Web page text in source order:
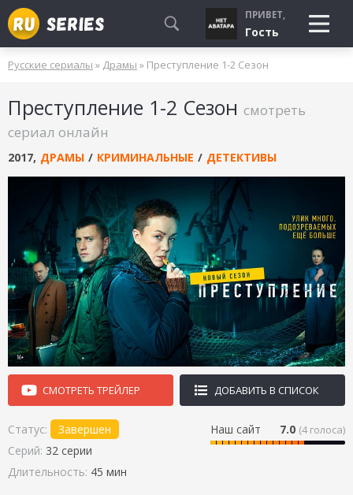
СМОТРЮ
БУДУ СМОТРЕТЬ
УЖЕ СМОТРЕЛ
ПРИВЕТ,
Гость
Русские сериалы » Драмы » Преступление 1-2 Сезон
Преступление 1-2 Сезон смотреть
сериал онлайн
2017, ДРАМЫ / КРИМИНАЛЬНЫЕ / ДЕТЕКТИВЫ
СМОТРЕТЬ ТРЕЙЛЕР ДОБАВИТЬ В СПИСОК
Наш сайт 7.0 (4голоса)
Статус:
Завершен
Серий: 32 серии
Длительность: 45 мин